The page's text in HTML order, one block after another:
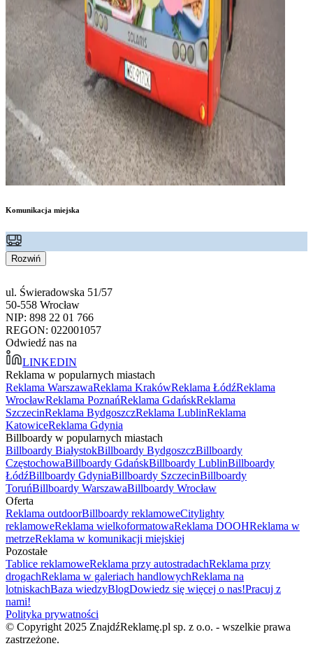
Komunikacja miejska
Rozwiń
ul. Świeradowska 51/57
50-558 Wrocław
NIP: 898 22 01 766
REGON: 022001057
Odwiedź nas na
LINKEDIN
Reklama w popularnych miastach
Reklama WarszawaReklama KrakówReklama ŁódźReklama
WrocławReklama PoznańReklama GdańskReklama
SzczecinReklama BydgoszczReklama LublinReklama
KatowiceReklama Gdynia
Billboardy w popularnych miastach
Billboardy BiałystokBillboardy BydgoszczBillboardy
CzęstochowaBillboardy GdańskBillboardy LublinBillboardy
ŁódźBillboardy GdyniaBillboardy SzczecinBillboardy
ToruńBillboardy WarszawaBillboardy Wrocław
Oferta
Reklama outdoorBillboardy reklamoweCitylighty
reklamoweReklama wielkoformatowaReklama DOOHReklama w
metrzeReklama w komunikacji miejskiej
Pozostałe
Tablice reklamoweReklama przy autostradachReklama przy
drogachReklama w galeriach handlowychReklama na
lotniskachBaza wiedzyBlogDowiedz się więcej o nas!Pracuj z
nami!
Polityka prywatności
© Copyright 2025 ZnajdźReklamę.pl sp. z o.o. - wszelkie prawa
zastrzeżone.